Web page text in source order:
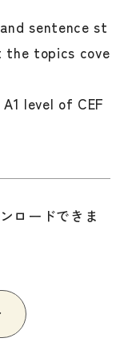
sentence st
the topics cove
level of CEF
ロードできま